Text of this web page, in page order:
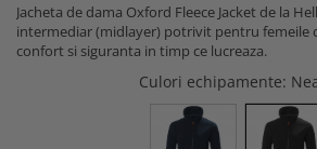
Buzunare externe
Echipamente specializate
Echipamente muncitori ferma
Echipamente veterinari
Echipamente mulgatori
Menghine si prese
Jacheta de dama Oxford Fleece Jacket de la
intermediar (midlayer) potrivit pentru femeile
confort si siguranta in timp ce lucreaza.
Culori echipamente: